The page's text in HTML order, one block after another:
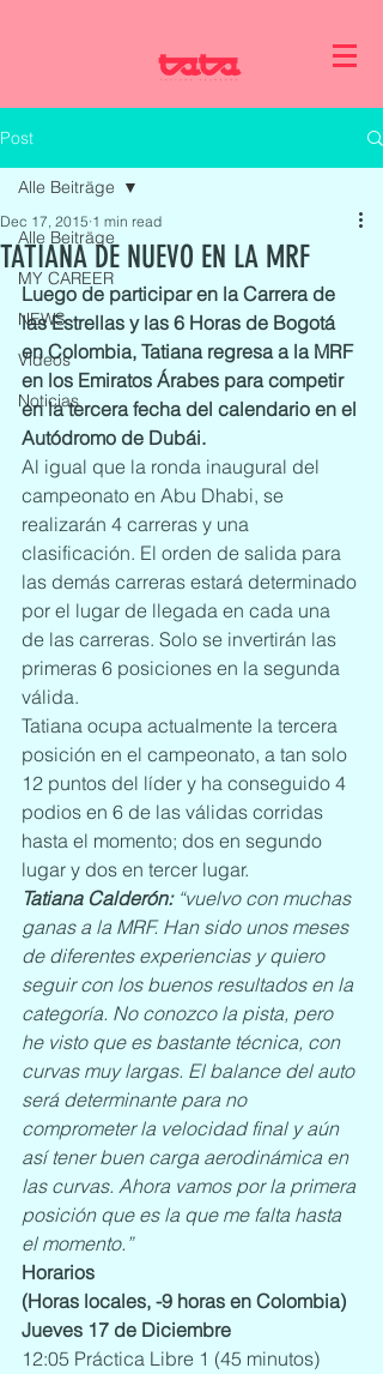
Post
Alle Beiträge
MY CAREER
NEWS
Videos
Noticias
Alle Beiträge
TATIANA DE NUEVO EN LA MRF
Dec 17, 2015 1 min read
Luego de participar en la Carrera de
las Estrellas y las 6 Horas de Bogotá
en Colombia, Tatiana regresa a la MRF
en los Emiratos Árabes para competir
en la tercera fecha del calendario en el
Autódromo de Dubái.
Al igual que la ronda inaugural del
campeonato en Abu Dhabi, se
realizarán 4 carreras y una
clasificación. El orden de salida para
las demás carreras estará determinado
por el lugar de llegada en cada una
de las carreras. Solo se invertirán las
primeras 6 posiciones en la segunda
válida.
Tatiana ocupa actualmente la tercera
posición en el campeonato, a tan solo
12 puntos del líder y ha conseguido 4
podios en 6 de las válidas corridas
hasta el momento; dos en segundo
lugar y dos en tercer lugar.
Tatiana Calderón: “vuelvo con muchas
ganas a la MRF. Han sido unos meses
de diferentes experiencias y quiero
seguir con los buenos resultados en la
categoría. No conozco la pista, pero
he visto que es bastante técnica, con
curvas muy largas. El balance del auto
será determinante para no
comprometer la velocidad final y aún
así tener buen carga aerodinámica en
las curvas. Ahora vamos por la primera
posición que es la que me falta hasta
el momento.”
Horarios
(Horas locales, -9 horas en Colombia)
Jueves 17 de Diciembre
12:05 Práctica Libre 1 (45 minutos)